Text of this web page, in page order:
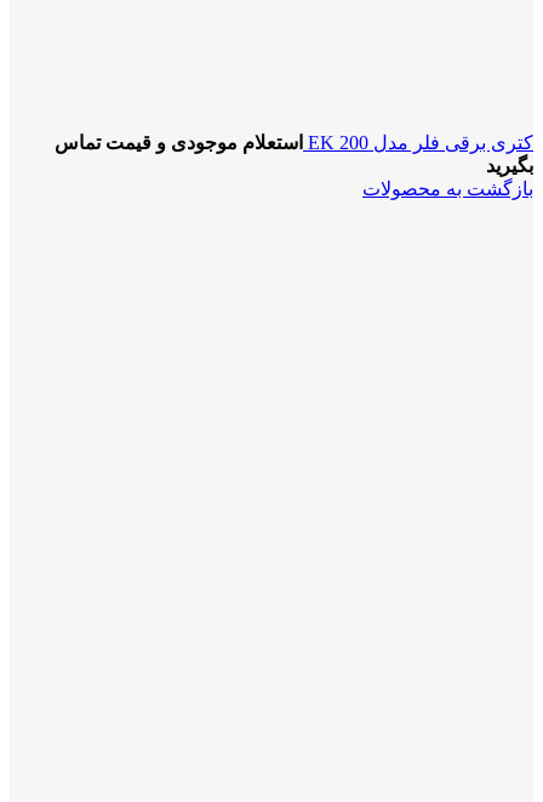
کتری برقی فلر مدل EK 200
استعلام موجودی و قیمت تماس
بگیرید
بازگشت به محصولات